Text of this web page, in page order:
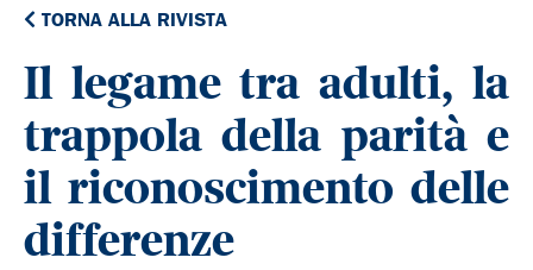
TORNA ALLA RIVISTA
Il legame tra adulti, la
trappola della parità e
il riconoscimento delle
differenze